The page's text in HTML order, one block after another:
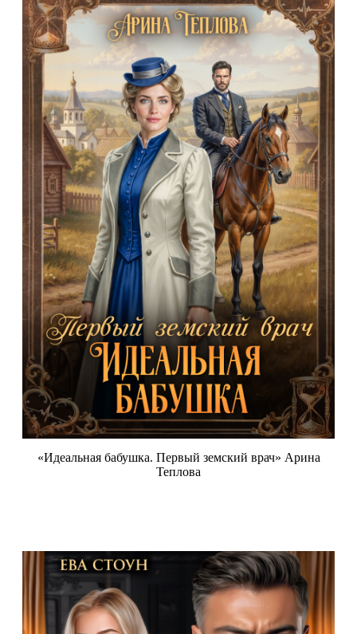
«Идеальная бабушка. Первый земский врач» Арина
Теплова